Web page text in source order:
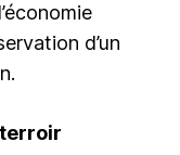
d’un